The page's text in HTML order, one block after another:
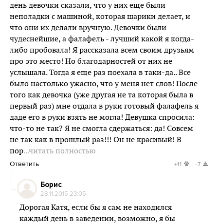
день девочки сказали, что у них еще были
неполадки с машиной, которая шарики делает, и
что они их делали вручную. Девочки были
чудеснейшие, а фалафель - лучший какой я когда-
либо пробовала! Я рассказала всем своим друзьям
про это место! Но благодарностей от них не
услышала. Тогда я еще раз поехала в таки-да.. Все
было настолько ужасно, что у меня нет слов! После
того как девочка (уже другая не та которая была в
первый раз) мне отдала в руки готовый фалафель я
даде его в руки взять не могла! Девушка спросила:
что-то не так? Я не смогла сдержаться: да! Совсем
не так как в прошлый раз!!! Он не красивый! В
пор...читать полностью
Ответить +11 -7
Борис
28.11.2015 23:05
Дорогая Катя, если бы я сам не находился
каждый день в заведении, возможно, я бы